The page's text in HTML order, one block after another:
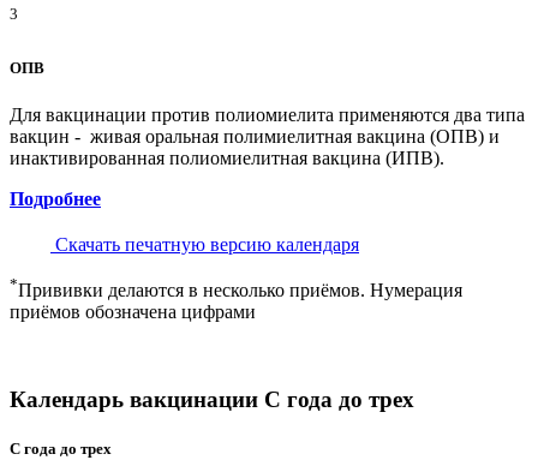
3
ОПВ
Для вакцинации против полиомиелита применяются два типа
вакцин - живая оральная полимиелитная вакцина (ОПВ) и
инактивированная полиомиелитная вакцина (ИПВ).
Подробнее
Скачать печатную версию календаря
*Прививки делаются в несколько приёмов. Нумерация
приёмов обозначена цифрами
Календарь вакцинации С года до трех
С года до трех